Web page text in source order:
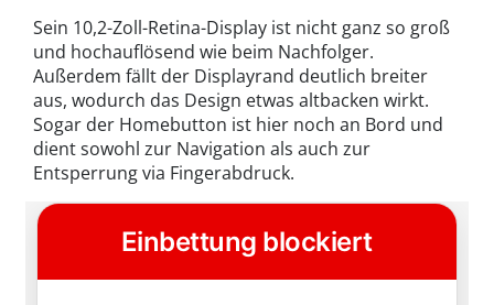
Sein 10,2-Zoll-Retina-Display ist nicht ganz so groß
und hochauflösend wie beim Nachfolger.
Außerdem fällt der Displayrand deutlich breiter
aus, wodurch das Design etwas altbacken wirkt.
Sogar der Homebutton ist hier noch an Bord und
dient sowohl zur Navigation als auch zur
Entsperrung via Fingerabdruck.